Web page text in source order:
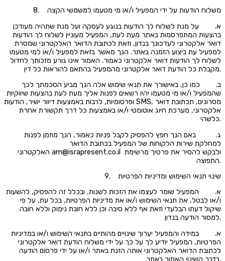
8. משלוח הודעות על ידי המפעיל ו/או מי מטעמו למשמשי הקצה
א. על מנת לשלוח לך הודעות בנוגע לעסקה ועל מנת שתהיה מעודכן
בהצעות המתפרסמות באתר מעת לעת, המפעיל מעוניין לשלוח לך הודעות
דואר אלקטרוני לעדכונך בנדון, וזאת לכתובת הדואר האלקטרוני שמסרת
למפעיל עת ביצוע הזמנה באתר. הנך מאשר בזאת למפעיל ו/או למי מטעמו
לשלוח לך הודעות דואר אלקטרוני כאמור. האמור אינו גורע מזכותך לחדול
מקבלת כל הודעת דואר אלקטרוני מהמפעיל בהתאם להוראות כל דין.
ב. כמו כן, באישורך את תנאי שימוש אלה הנך מביע הסכמתך לכך
שהמפעיל ו/או מי מטעמו יהיו רשאים לפנות אליך מעת לעת בהצעות שיווקיות
ופרסומיות, לרבות באמצעות דיוור ישיר, הודעות SMS, מסרונים, תכתובת דואר
אלקטרוני, מערכת חיוג אוטומטי ו/או באמצעות כל דרך תקשורת אחרת
כלשהי.
ג. באם הנך חפץ להפסיק לקבל פניות כאמור, הנך מוזמן לפנות
למחלקת שירות הלקוחות של המפעיל בכתובת הדואר
האלקטרוני am@israpresent.co.il ולבקש להסיר את פרטיך מרשימת
התפוצה.
9. שינוי תנאי השימוש ומדיניות הפרטיות
א. המפעיל שומר לעצמו את הזכות לשנות, ובכלל זה להפסיק, להשעות
ו/או לבטל, את תנאי השימוש ו/או את מדיניות הפרטיות, בכל עת, על פי
שיקול דעתו הבלעדי וזאת אף ללא סיבה וכן ללא חובת נימוק וללא חובה
למסור הודעה בנדון.
א. במידה והמפעיל יערוך שינויים מהותיים בתנאי השימוש ו/או במדיניות
הפרטיות, המפעיל יודיע לך על כך על ידי משלוח הודעת דואר אלקטרוני
לכתובת הדואר האלקטרוני אותה הזנת באתר ו/או על ידי פרסום הודעה
בדבר השינוי האמור באתר.